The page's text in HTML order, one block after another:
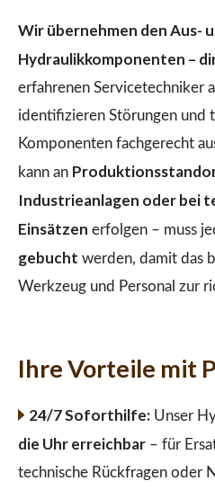
Wir übernehmen den Aus-
Hydraulikkomponenten –
erfahrenen Servicetechniker
identifizieren Störungen und
Komponenten fachgerecht
kann an
Industrieanlagen oder bei
Einsätzen erfolgen – muss
gebucht werden, damit das
Werkzeug und Personal zur
Ihre Vorteile mit
24/7 Soforthilfe:Unser
die Uhr erreichbar – für
technische Rückfragen oder